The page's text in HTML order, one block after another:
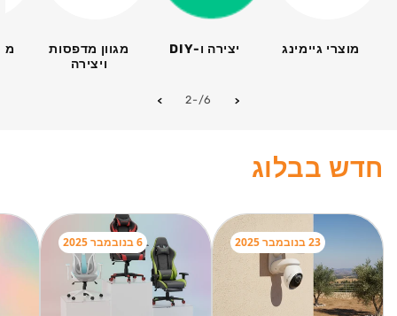
מוצרי גיימינג יצירה ו-DIY
מגוון מדפסות
ויצירה
-2/מתוך 6
חדש בבלוג
23 בנובמבר 2025 6 בנובמבר 2025